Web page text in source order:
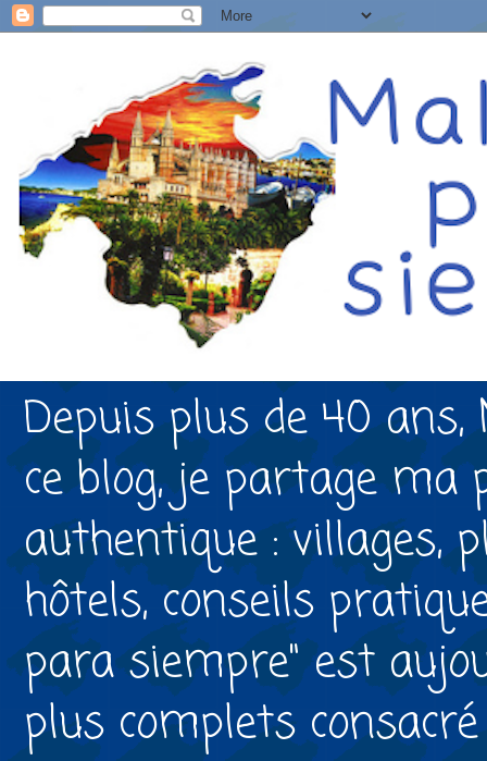
Depuis plus de 40
ce blog, je partage
authentique : villages,
hôtels, conseils
para siempre" est
plus complets consacré